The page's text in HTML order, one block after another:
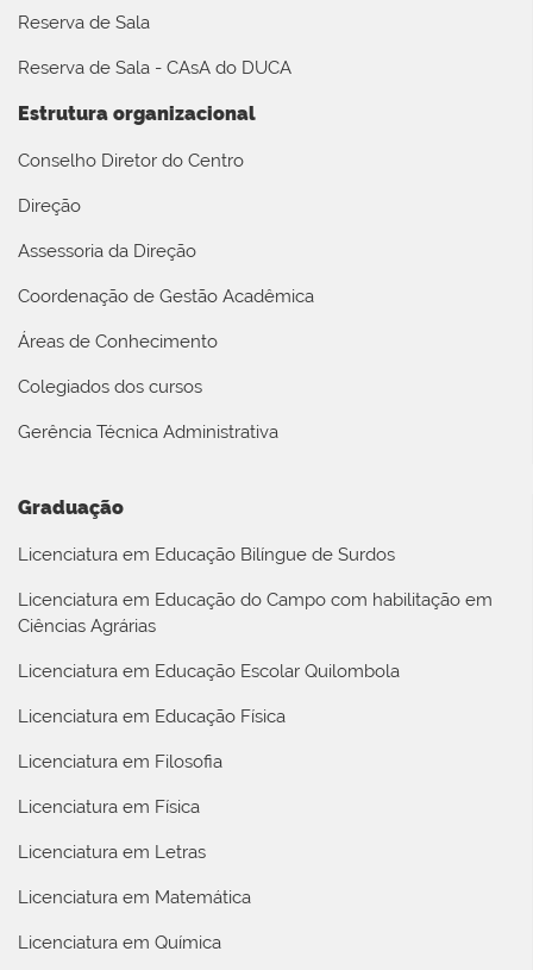
Reserva de Sala
Reserva de Sala - CAsA do DUCA
Estrutura organizacional
Conselho Diretor do Centro
Direção
Assessoria da Direção
Coordenação de Gestão Acadêmica
Áreas de Conhecimento
Colegiados dos cursos
Gerência Técnica Administrativa
Graduação
Licenciatura em Educação Bilíngue de Surdos
Licenciatura em Educação do Campo com habilitação em
Ciências Agrárias
Licenciatura em Educação Escolar Quilombola
Licenciatura em Educação Física
Licenciatura em Filosofia
Licenciatura em Física
Licenciatura em Letras
Licenciatura em Matemática
Licenciatura em Química